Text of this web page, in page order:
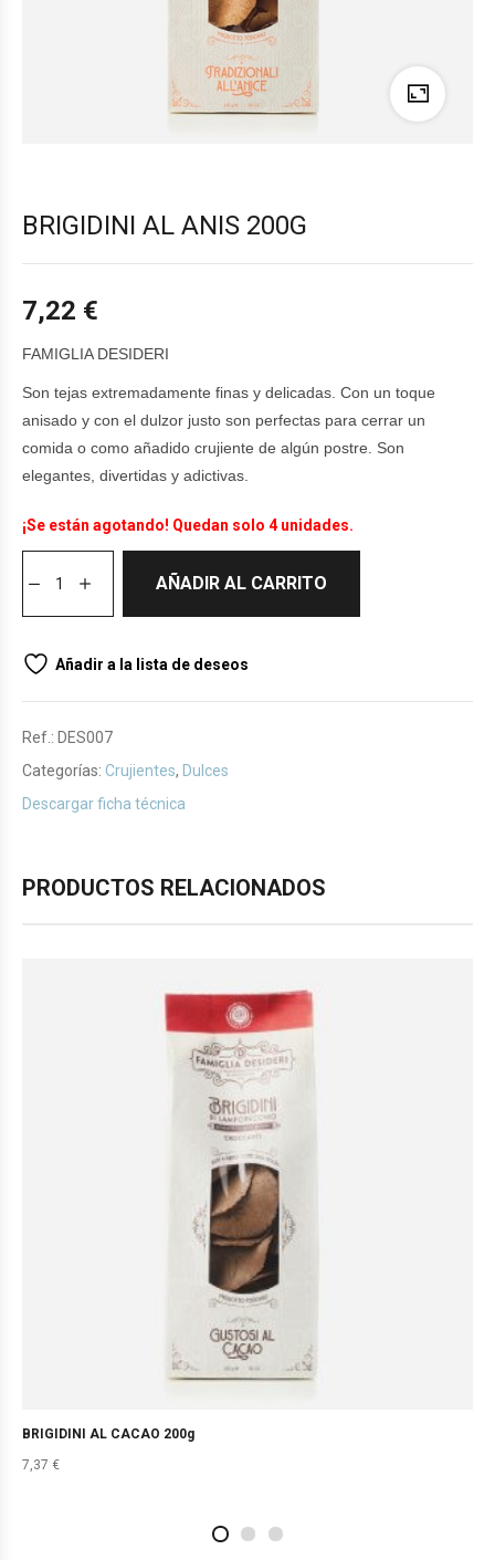
BRIGIDINI AL ANIS 200G
7,22 €
FAMIGLIA DESIDERI
Son tejas extremadamente finas y delicadas. Con un toque
anisado y con el dulzor justo son perfectas para cerrar un
comida o como añadido crujiente de algún postre. Son
elegantes, divertidas y adictivas.
¡Se están agotando! Quedan solo 4 unidades.
AÑADIR AL CARRITO
Añadir a la lista de deseos
Ref.: DES007
Categorías: Crujientes, Dulces
Descargar ficha técnica
PRODUCTOS RELACIONADOS
BRIGIDINI AL CACAO 200g
7,37 €